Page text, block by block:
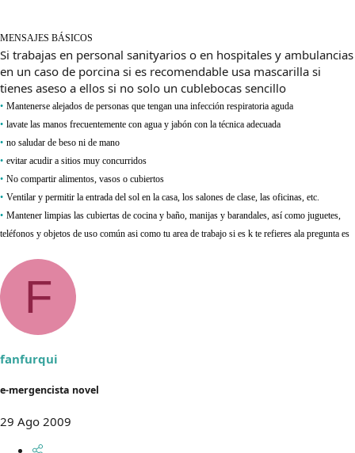
MENSAJES BÁSICOS
Si trabajas en personal sanityarios o en hospitales y ambulancias
en un caso de porcina si es recomendable usa mascarilla si
tienes aseso a ellos si no solo un cublebocas sencillo
• Mantenerse alejados de personas que tengan una infección respiratoria aguda
• lavate las manos frecuentemente con agua y jabón con la técnica adecuada
• no saludar de beso ni de mano
• evitar acudir a sitios muy concurridos
• No compartir alimentos, vasos o cubiertos
• Ventilar y permitir la entrada del sol en la casa, los salones de clase, las oficinas, etc.
• Mantener limpias las cubiertas de cocina y baño, manijas y barandales, así como juguetes,
teléfonos y objetos de uso común asi como tu area de trabajo si es k te refieres ala pregunta es
F
fanfurqui
e-mergencista novel
29 Ago 2009